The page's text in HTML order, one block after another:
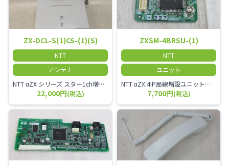
ZX-DCL-S(1)CS-(1)(S)
NTT
アンテナ
NTT αZX シリーズ スター1ch増設接続装置 コードレス接続用アンテナ ZX-DCL-S1CS-1M ZX-DCL-PS等と組み合わせて使用します。 ZX-DCL-PSを複数台接続できますが同時に通話できるのは１台のみです。
22,000円(税込)
ZXSM-4BRSU-(1)
NTT
ユニット
NTT αZX 4IP局線増設ユニット ひかり電話オフィスタイプで4ch以上にしたい場合必要となるユニットです。
7,700円(税込)